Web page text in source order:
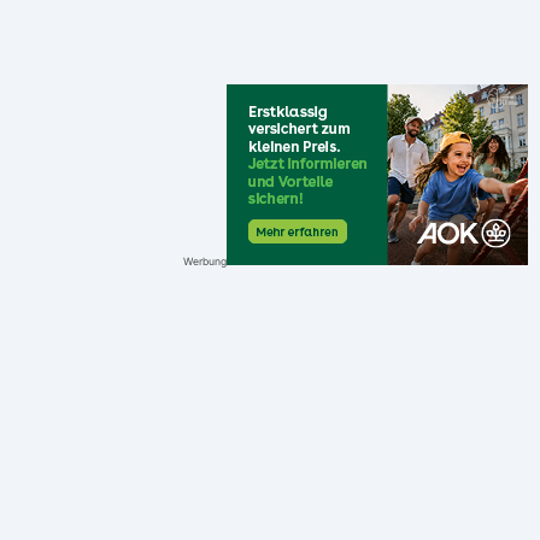
Werbung